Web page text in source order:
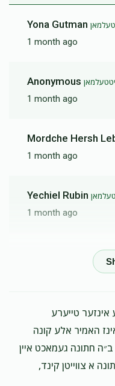
Yona Gutman
1 month ago
Anonymous
1 month ago
Mordche Hersh
1 month ago
Yechiel Rubin
1 month ago
Hershe Mittelman
Chesky
1 month ago
טייערע
האמיר אלע קונה
חתונה געמאכט איין
א צווייטן קינד,